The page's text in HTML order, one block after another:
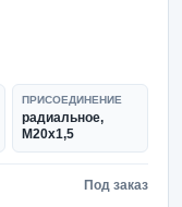
ПРИСОЕДИНЕНИЕ
радиальное,
M20x1,5
Под заказ